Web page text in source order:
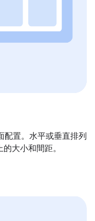
配置。水平或垂直排列
大小和間距。